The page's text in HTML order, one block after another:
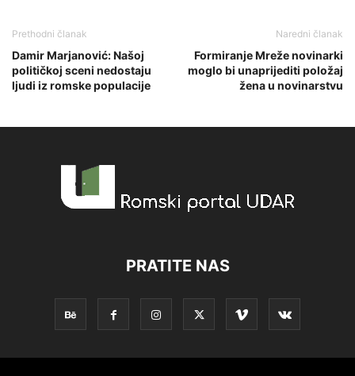
Prethodni članak
Damir Marjanović: Našoj
političkoj sceni nedostaju
ljudi iz romske populacije
Naredni članak
Formiranje Mreže novinarki
moglo bi unaprijediti položaj
žena u novinarstvu
PRATITE NAS